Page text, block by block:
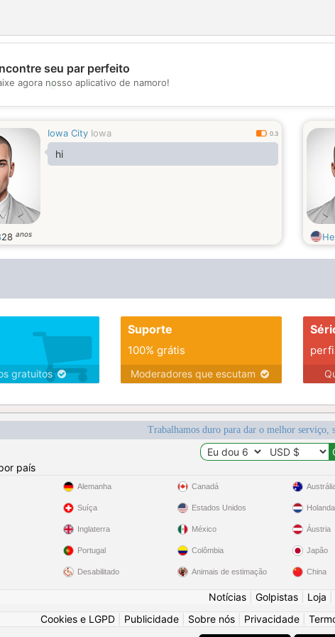
💖
seu par perfeito
agora nosso aplicativo de namoro!
Iowa City Iowa 0.3
hi
28 anos
gratuitos
Suporte
100% grátis
Moderadores que escutam
Trabalhamos duro para dar o melhor serviço,
país
Alemanha
Suíça
Inglaterra
Portugal
Desabilitado
Canadá
Estados Unidos
México
Colômbia
Animais de estimação
Holanda
Áustria
Japão
China
Notícias Golpistas Loja
Cookies e LGPD
Publicidade Sobre nós Privacidade